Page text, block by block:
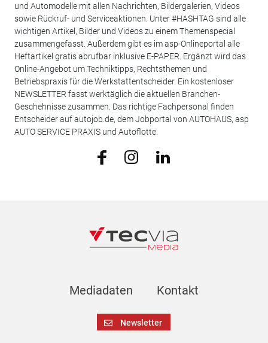
und Automodelle mit allen Nachrichten, Bildergalerien, Videos
sowie Rückruf- und Serviceaktionen. Unter #HASHTAG sind alle
wichtigen Artikel, Bilder und Videos zu einem Themenspecial
zusammengefasst. Außerdem gibt es im asp-Onlineportal alle
Heftartikel gratis abrufbar inklusive E-PAPER. Ergänzt wird das
Online-Angebot um Techniktipps, Rechtsthemen und
Betriebspraxis für die Werkstattentscheider. Ein kostenloser
NEWSLETTER fasst werktäglich die aktuellen Branchen-
Geschehnisse zusammen. Das richtige Fachpersonal finden
Entscheider auf autojob.de, dem Jobportal von AUTOHAUS, asp
AUTO SERVICE PRAXIS und Autoflotte.
Mediadaten Kontakt
Newsletter